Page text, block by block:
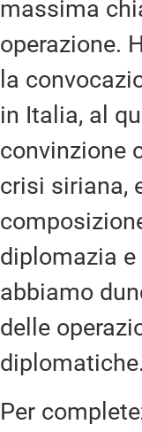
massima
operazione.
la
in Italia, al
convinzione
crisi siriana,
diplomazia
abbiamo
delle
Per